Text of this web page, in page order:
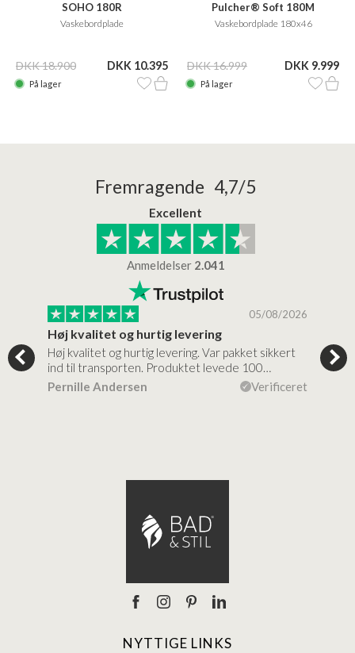
SOHO 180R
Vaskebordplade
DKK 18.900 DKK 10.395
På lager
Pulcher® Soft 180M
Vaskebordplade 180x46
DKK 16.999 DKK 9.999
På lager
Fremragende 4,7/5
Excellent
Anmeldelser 2.041
05/08/2026
Høj kvalitet og hurtig levering
Høj kvalitet og hurtig levering. Var pakket sikkert
ind til transporten. Produktet levede 100…
Pernille Andersen
Verificeret
NYTTIGE LINKS